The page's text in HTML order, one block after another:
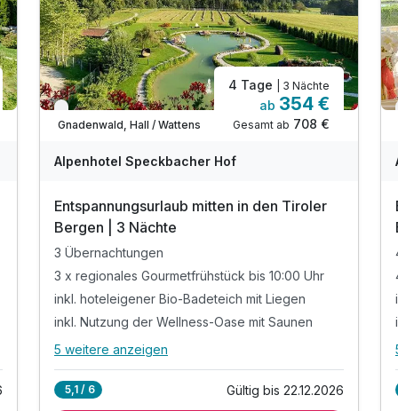
Verfügbar bis Dezember
Gnadenwald, Hall / Wattens
4 Tage | 3 Nächte
ab 354 €
Gesamt ab 708 €
Alpenhotel Speckbacher Hof
Entspannungsurlaub mitten in den Tiroler
Bergen | 3 Nächte
3 Übernachtungen
3 x regionales Gourmetfrühstück bis 10:00 Uhr
inkl. hoteleigener Bio-Badeteich mit Liegen
inkl. Nutzung der Wellness-Oase mit Saunen
Alle Inklusivleistungen
5 weitere anzeigen
5,1 / 6 Gültig bis 22.12.2026